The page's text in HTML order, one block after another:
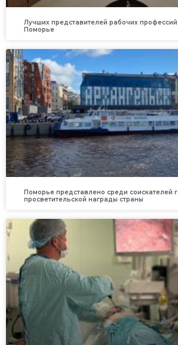
Лучших представителей рабочих
Поморье
Поморье представлено среди соискателей
просветительской награды страны